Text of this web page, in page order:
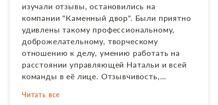
изучали отзывы, остановились на
компании "Каменный двор". Были приятно
удивлены такому профессиональному,
доброжелательному, творческому
отношению к делу, умению работать на
расстоянии управляющей Натальи и всей
команды в её лице. Отзывчивость,
ценные советы на каждом этапе создания
Читать все